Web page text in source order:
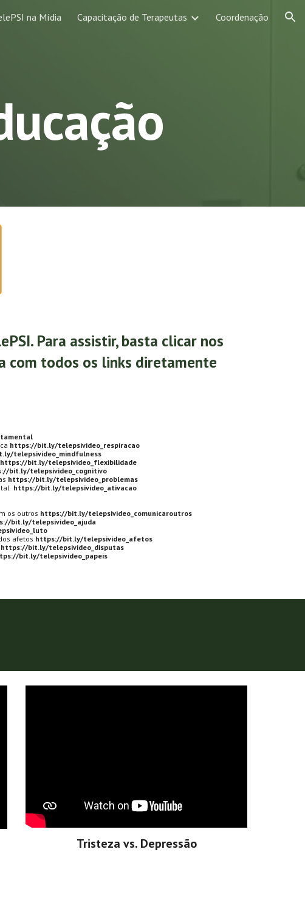
na Mídia Capacitação de Terapeutas Coordenação
Para assistir, basta clicar nos
com todos os links diretamente
https://bit.ly/telepsivideo_respiracao
telepsivideo_mindfulness
https://bit.ly/telepsivideo_flexibilidade
bit.ly/telepsivideo_cognitivo
https://bit.ly/telepsivideo_problemas
https://bit.ly/telepsivideo_ativacao
os outros https://bit.ly/telepsivideo_comunicaroutros
bit.ly/telepsivideo_ajuda
afetos https://bit.ly/telepsivideo_afetos
https://bit.ly/telepsivideo_disputas
bit.ly/telepsivideo_papeis
Tristeza vs. Depressão